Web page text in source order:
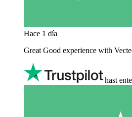
Hace 1 día
Great Good experience with
hast